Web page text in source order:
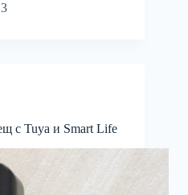
с Tuya и Smart Life